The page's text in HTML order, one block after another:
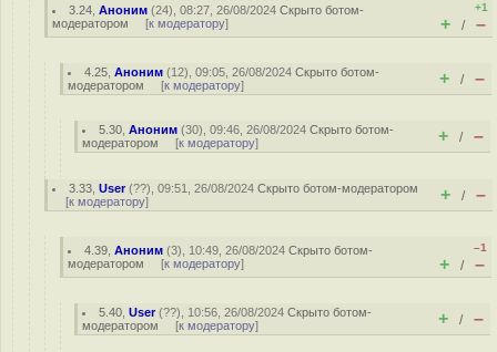
3.24 ,Аноним (24), 08:27, 26/08/2024Скрыто ботом-
модератором [к модератору]
+1
+ / –
4.25 ,Аноним (12), 09:05, 26/08/2024Скрыто ботом-
модератором [к модератору] + / –
5.30 ,Аноним (30), 09:46, 26/08/2024Скрыто ботом-
модератором [к модератору] + / –
3.33 ,User(??), 09:51, 26/08/2024Скрыто ботом-модератором
[к модератору] + / –
4.39 ,Аноним (3), 10:49, 26/08/2024Скрыто ботом-
модератором [к модератору]
–1
+ / –
5.40 ,User(??), 10:56, 26/08/2024Скрыто ботом-
модератором [к модератору] + / –